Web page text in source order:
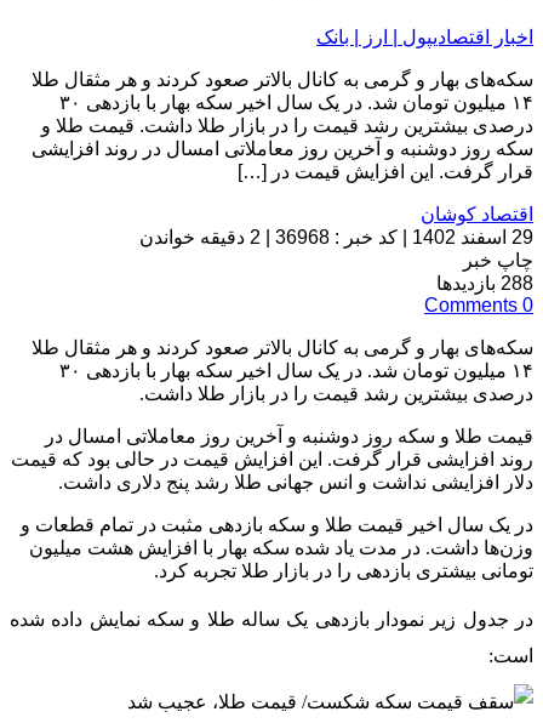
اخبار اقتصادیپول | ارز | بانک
سکه‌های بهار و گرمی به کانال بالاتر صعود کردند و هر مثقال طلا
۱۴ میلیون تومان شد. در یک سال اخیر سکه بهار با بازدهی ۳۰
درصدی بیشترین رشد قیمت را در بازار طلا داشت. قیمت طلا و
سکه روز دوشنبه و آخرین روز معاملاتی امسال در روند افزایشی
قرار گرفت. این افزایش قیمت در […]
اقتصاد کوشان
29 اسفند 1402
کد خبر : 36968
2 دقیقه خواندن
چاپ خبر
288 بازدیدها
0
Comments
سکه‌های بهار و گرمی به کانال بالاتر صعود کردند و هر مثقال طلا
۱۴ میلیون تومان شد. در یک سال اخیر سکه بهار با بازدهی ۳۰
درصدی بیشترین رشد قیمت را در بازار طلا داشت.
قیمت طلا و سکه روز دوشنبه و آخرین روز معاملاتی امسال در
روند افزایشی قرار گرفت. این افزایش قیمت در حالی بود که قیمت
دلار افزایشی نداشت و انس جهانی طلا رشد پنج دلاری داشت.
در یک سال اخیر قیمت طلا و سکه بازدهی مثبت در تمام قطعات و
وزن‌ها داشت. در مدت یاد شده سکه بهار با افزایش هشت میلیون
تومانی بیشتری بازدهی را در بازار طلا تجربه کرد.
در جدول زیر نمودار بازدهی یک ساله طلا و سکه نمایش داده شده
است: